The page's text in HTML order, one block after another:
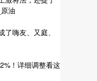
油
嗨友、又庭、
！详细调整看这